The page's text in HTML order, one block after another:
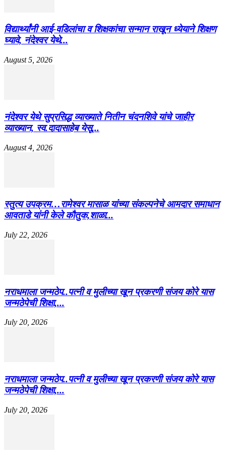
विद्यार्थ्यांनी आई-वडिलांचा व शिक्षकांचा सन्मान राखून ध्येयाने शिक्षण
घ्यावे, नंदेश्वर येथे...
August 5, 2026
नंदेश्वर येथे सुप्रसिद्ध व्याख्याते नितीन चंदनशिवे यांचे जाहीर
व्याख्यान, स्व.दादासाहेब येसू...
August 4, 2026
स्तुत्य उपक्रम…रामेश्वर मासाळ यांच्या संकल्पनेचे आमदार समाधान
आवताडे यांनी केले कौतुक,शाळा...
July 22, 2026
नराधमाला जन्मठेप..पत्नी व मुलीच्या खून प्रकरणी संजय कोरे यास
जन्मठेपेची शिक्षा,...
July 20, 2026
नराधमाला जन्मठेप..पत्नी व मुलीच्या खून प्रकरणी संजय कोरे यास
जन्मठेपेची शिक्षा,...
July 20, 2026